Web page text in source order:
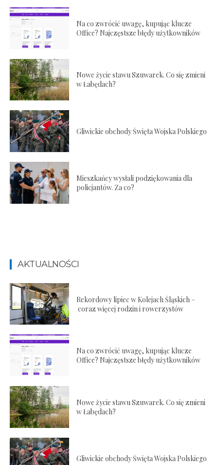
Na co zwrócić uwagę, kupując klucze
Office? Najczęstsze błędy użytkowników
Nowe życie stawu Szuwarek. Co się zmieni
w Łabędach?
Gliwickie obchody Święta Wojska Polskiego
Mieszkańcy wysłali podziękowania dla
policjantów. Za co?
AKTUALNOŚCI
Rekordowy lipiec w Kolejach Śląskich –
coraz więcej rodzin i rowerzystów
Na co zwrócić uwagę, kupując klucze
Office? Najczęstsze błędy użytkowników
Nowe życie stawu Szuwarek. Co się zmieni
w Łabędach?
Gliwickie obchody Święta Wojska Polskiego